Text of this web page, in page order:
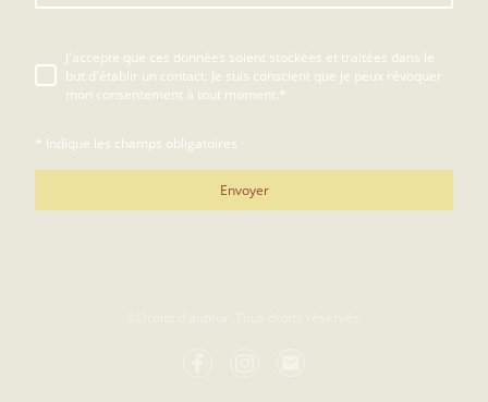
J'accepte que ces données soient stockées et traitées dans le
but d'établir un contact. Je suis conscient que je peux révoquer
mon consentement à tout moment.*
* Indique les champs obligatoires
Envoyer